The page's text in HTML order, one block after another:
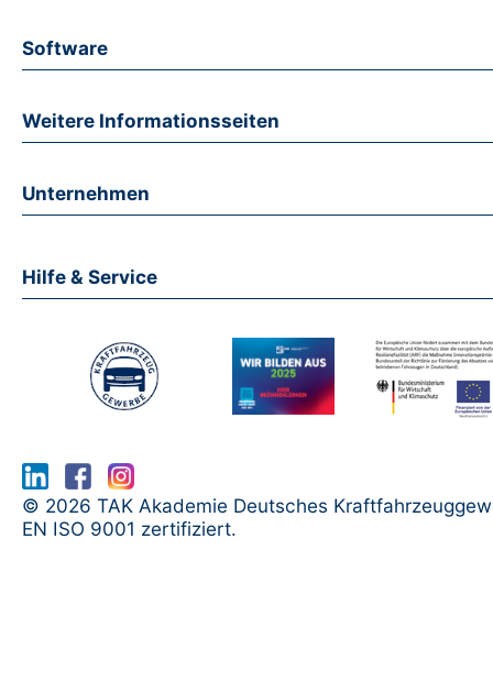
Software
Weitere Informationsseiten
Unternehmen
Hilfe & Service
© 2026 TAK Akademie Deutsches
EN ISO 9001 zertifiziert.